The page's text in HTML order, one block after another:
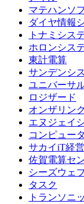
マテハンソ
ダイヤ情報
トナミシス
ホロンシス
東計電算
サンデンシ
ユニバーサ
ロジザード
オンザリン
エヌジェイ
コンピュー
サカイiT経営
佐賀電算セ
シーズウェ
タスク
トランソニ